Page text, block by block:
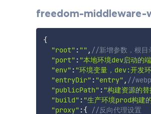
freedom-middleware-
{
"root" : "" , //新增参数，根
"port" : "本地环境dev启动的
"env" : "环境变量，dev:开发
"entryDir" : "entry" , //
"publicPath" : "构建资源的
"build" : "生产环境prod构建
"proxy" :{ //反向代理设置